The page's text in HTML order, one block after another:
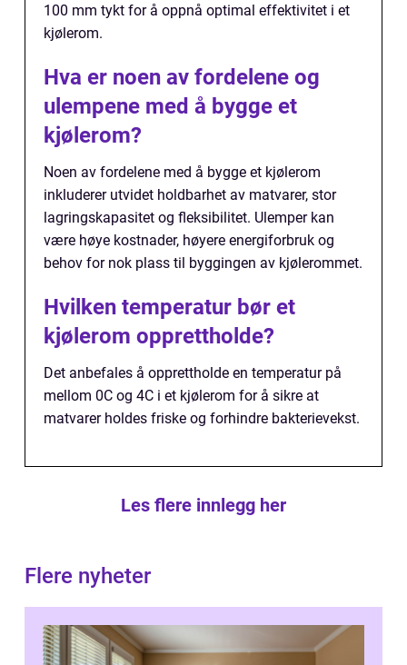
100 mm tykt for å oppnå optimal effektivitet i et
kjølerom.
Hva er noen av fordelene og
ulempene med å bygge et
kjølerom?
Noen av fordelene med å bygge et kjølerom
inkluderer utvidet holdbarhet av matvarer, stor
lagringskapasitet og fleksibilitet. Ulemper kan
være høye kostnader, høyere energiforbruk og
behov for nok plass til byggingen av kjølerommet.
Hvilken temperatur bør et
kjølerom opprettholde?
Det anbefales å opprettholde en temperatur på
mellom 0C og 4C i et kjølerom for å sikre at
matvarer holdes friske og forhindre bakterievekst.
Les flere innlegg her
Flere nyheter